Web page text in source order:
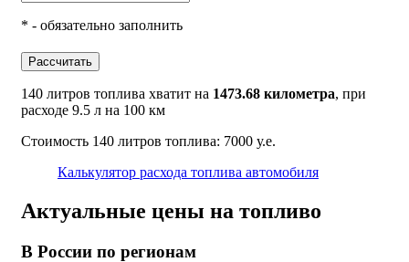
* - обязательно заполнить
Рассчитать
140 литров топлива хватит на 1473.68 километра, при
расходе 9.5 л на 100 км
Стоимость 140 литров топлива: 7000 у.е.
Калькулятор расхода топлива автомобиля
Актуальные цены на топливо
В России по регионам